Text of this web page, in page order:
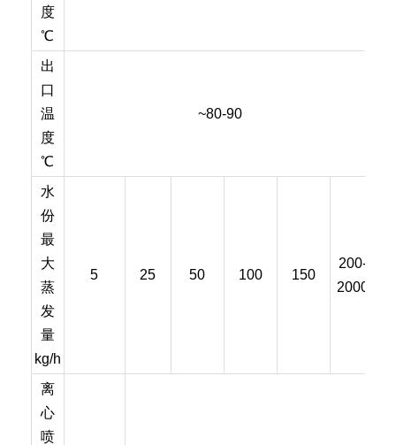
度
℃
出
口
温
度
℃
~80-90
水
份
最
大
蒸
发
量
kg/h
5 25 50 100 150
200-
2000
离
心
喷